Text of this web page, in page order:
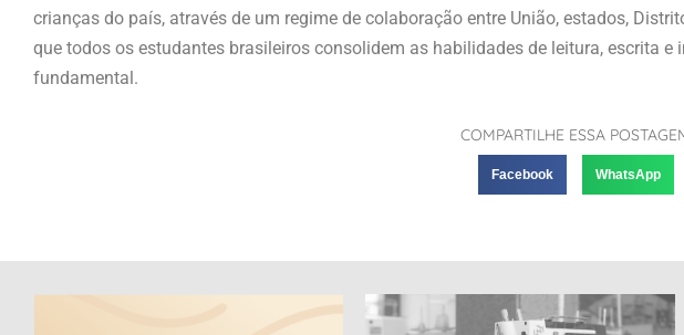
crianças do país, através de um regime de colaboração entre União, estados,
que todos os estudantes brasileiros consolidem as habilidades de leitura, escrita
fundamental.
COMPARTILHE ESSA
Facebook WhatsApp